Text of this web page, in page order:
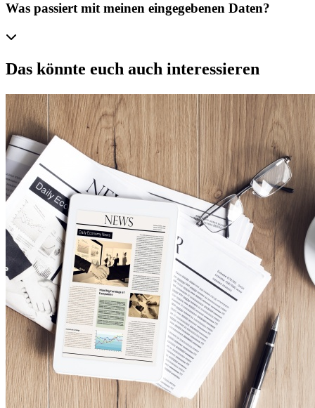
Was passiert mit meinen eingegebenen Daten?
Das könnte euch auch interessieren